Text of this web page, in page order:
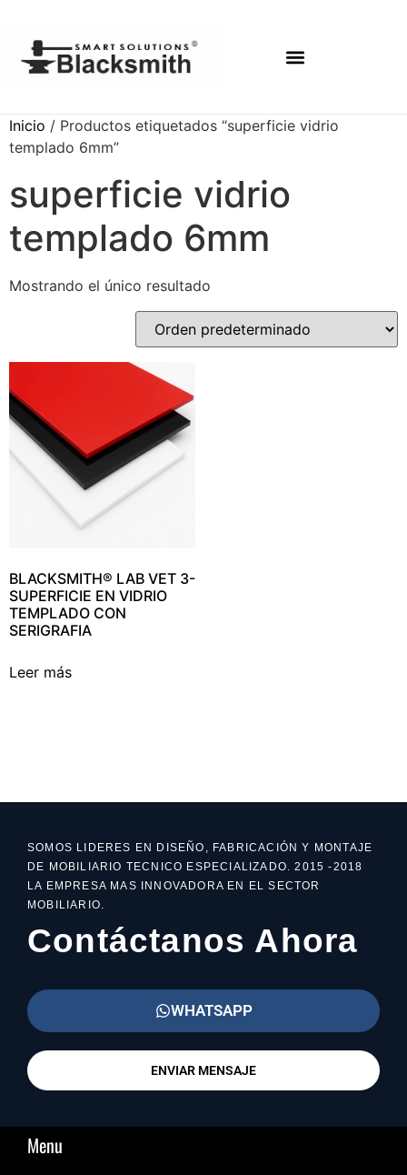
Inicio / Productos etiquetados “superficie vidrio
templado 6mm”
superficie vidrio
templado 6mm
Mostrando el único resultado
BLACKSMITH® LAB VET 3-
SUPERFICIE EN VIDRIO
TEMPLADO CON
SERIGRAFIA
Leer más
SOMOS LIDERES EN DISEÑO, FABRICACIÓN Y MONTAJE
DE MOBILIARIO TECNICO ESPECIALIZADO. 2015 -2018
LA EMPRESA MAS INNOVADORA EN EL SECTOR
MOBILIARIO.
Contáctanos Ahora
WHATSAPP
ENVIAR MENSAJE
Menu